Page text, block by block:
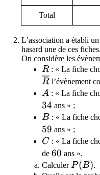
Total
L’association a établi
hasard une de ces fiches.
On considère les
R
R: « La fiche
\overline{R}
R l’évènement
A
A : « La fiche
34
34 ans » ;
B
B: « La fiche
59
59 ans » ;
C
C : « La fiche
de 60
60 ans ».
CalculerP(B)
P(B).